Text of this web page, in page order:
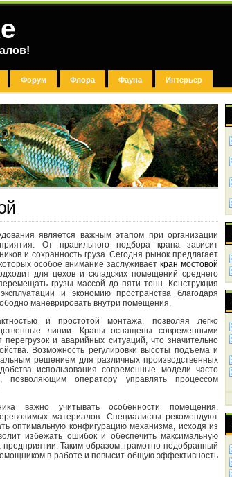
Форум Флора Фауна Интерьер
является важным этапом при организации
От правильного подбора крана зависит
и сохранность груза. Сегодня рынок предлагает
особое внимание заслуживает кран мостовой
для цехов и складских помещений среднего
грузы массой до пяти тонн. Конструкция
и экономию пространства благодаря
маневрировать внутри помещения.
и простотой монтажа, позволяя легко
линии. Краны оснащены современными
и аварийных ситуаций, что значительно
Возможность регулировки высоты подъема и
решением для различных производственных
использования современные модели часто
позволяющим оператору управлять процессом
важно учитывать особенности помещения,
материалов. Специалисты рекомендуют
оптимальную конфигурацию механизма, исходя из
избежать ошибок и обеспечить максимальную
предприятии. Таким образом, грамотно подобранный
в работе и повысит общую эффективность